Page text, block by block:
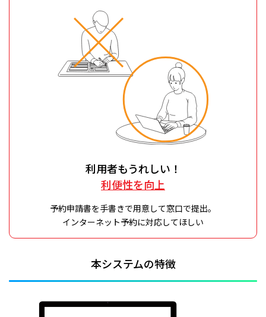
利用者もうれしい！
利便性を向上
予約申請書を手書きで用意して窓口で提出。
インターネット予約に対応してほしい
本システムの特徴